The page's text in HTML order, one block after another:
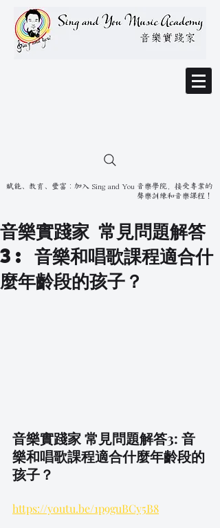
賦能、教育、豐富：加入 Sing and You 音樂學院，接受專業的
聲樂訓練和音樂課程！
音樂實踐家 常見問題解答
3: 音樂和唱歌課程適合什
麼年齡段的孩子？
音樂實踐家 常見問題解答3: 音
樂和唱歌課程適合什麼年齡段的
孩子？
https://youtu.be/1p9guBCy5B8